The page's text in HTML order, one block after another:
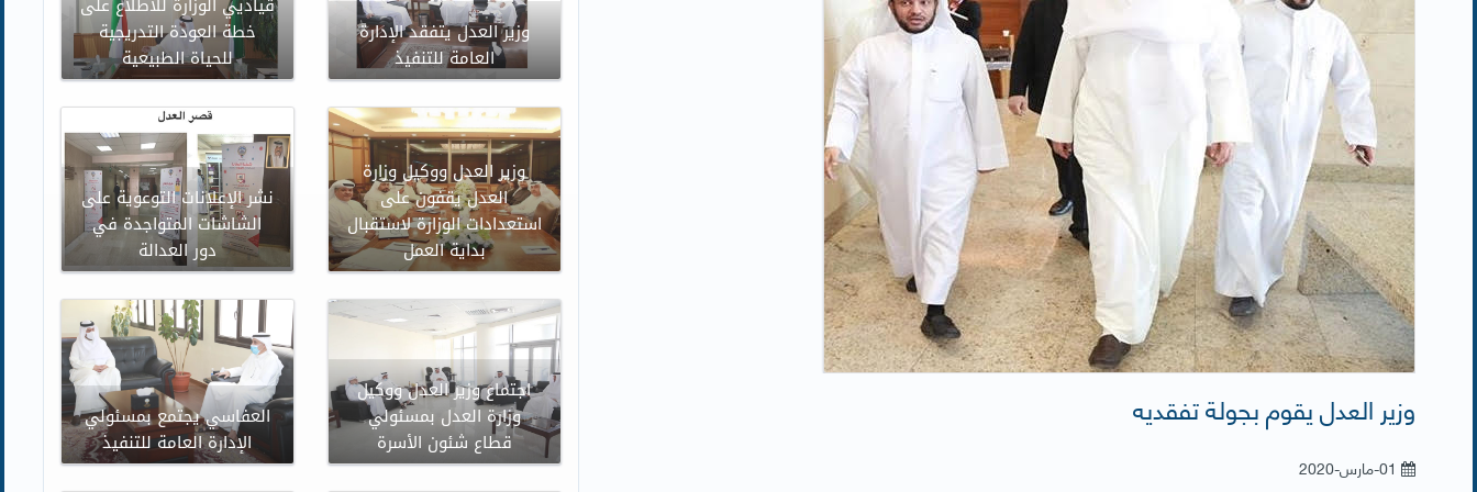
وزير العدل يقوم بجولة تفقديه
01-مارس-2020
خطة العودة التدريجية
للحياة الطبيعية
وزير العدل يتفقد الإدارة
العامة للتنفيذ
نشر الإعلانات التوعوية على
الشاشات المتواجدة في
دور العدالة
وزير العدل ووكيل وزارة
العدل يقفون على
استعدادات الوزارة لاستقبال
بداية العمل
العفاسي يجتمع بمسئولي
الإدارة العامة للتنفيذ
اجتماع وزير العدل ووكيل
وزارة العدل بمسئولي
قطاع شئون الأسرة